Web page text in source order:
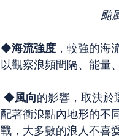
颱
◆海流強度 ，較強的海
以觀察浪頻間隔、能量
◆風向的影響，取決於
配著衝浪點內地形的不
戰，大多數的浪人不喜